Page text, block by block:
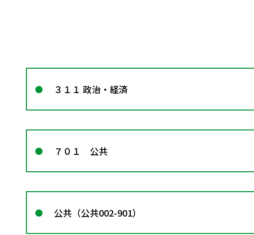
３１１ 政治・経済
７０１ 公共
公共（公共002-901）